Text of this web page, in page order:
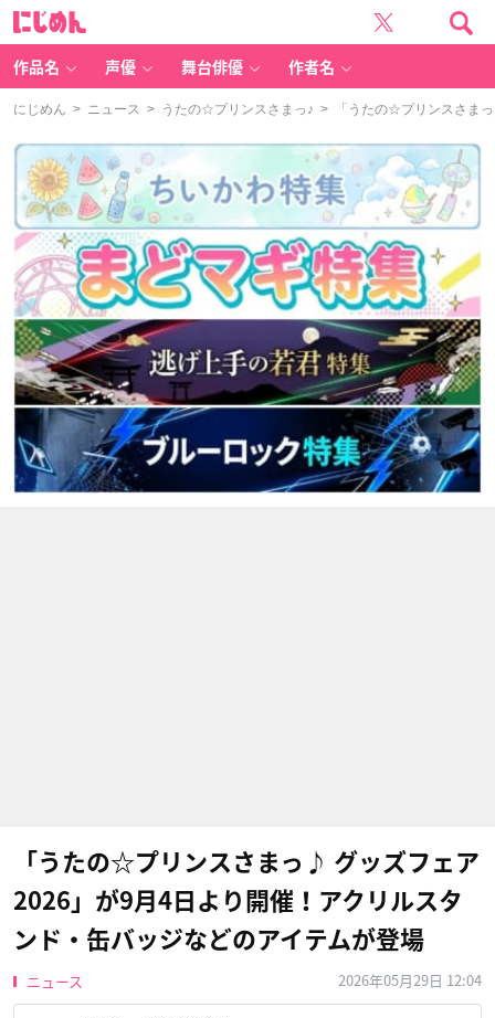
作品名 声優 舞台俳優 作者名
にじめん > ニュース > うたの☆プリンスさまっ♪ > 「うたの☆プリンスさまっ
「うたの☆プリンスさまっ♪ グッズフェア
2026」が9月4日より開催！アクリルスタ
ンド・缶バッジなどのアイテムが登場
ニュース 2026年05月29日 12:04